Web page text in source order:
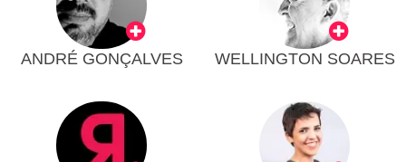
ANDRÉ GONÇALVES WELLINGTON SOARES